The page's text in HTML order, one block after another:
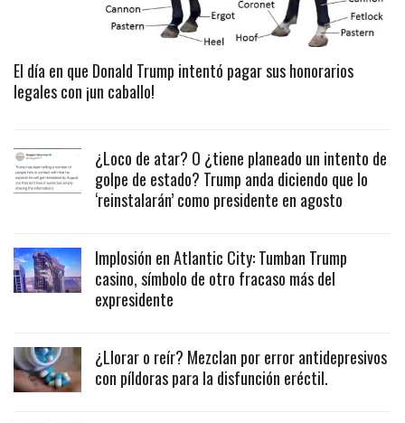
El día en que Donald Trump intentó pagar sus honorarios
legales con ¡un caballo!
¿Loco de atar? O ¿tiene planeado un intento de
golpe de estado? Trump anda diciendo que lo
‘reinstalarán’ como presidente en agosto
Implosión en Atlantic City: Tumban Trump
casino, símbolo de otro fracaso más del
expresidente
¿Llorar o reír? Mezclan por error antidepresivos
con píldoras para la disfunción eréctil.